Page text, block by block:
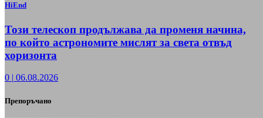
HiEnd
Този телескоп продължава да променя начина,
по който астрономите мислят за света отвъд
хоризонта
0 | 06.08.2026
Препоръчано